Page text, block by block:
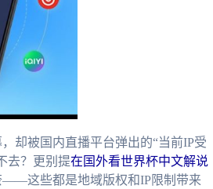
却被国内直播平台弹出的“当前IP受
去？更别提在国外看世界杯中文解说
——这些都是地域版权和IP限制带来